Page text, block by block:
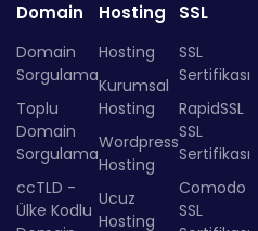
Domain
Domain
Sorgulama
Toplu
Domain
Sorgulama
ccTLD -
Ülke Kodlu
Hosting
Hosting
Kurumsal
Hosting
Wordpress
Hosting
Ucuz
Hosting
SSL
SSL
Sertifikası
RapidSSL
SSL
Sertifikası
Comodo
SSL